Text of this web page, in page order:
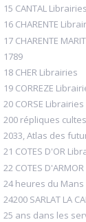
15 CANTAL Librairies
16 CHARENTE
17 CHARENTE
1789
18 CHER Librairies
19 CORREZE
20 CORSE Librairies
200 répliques
2033, Atlas des
21 COTES D'OR
22 COTES
24 heures du Mans
24200 SARLAT LA
25 ans dans les